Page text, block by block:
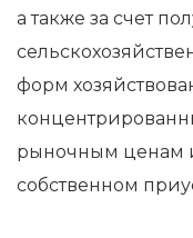
а также за счет
форм
рыночным ценам
собственном